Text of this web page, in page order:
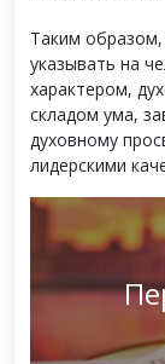
Таким
указывать на
характером,
складом ума,
духовному
лидерскими